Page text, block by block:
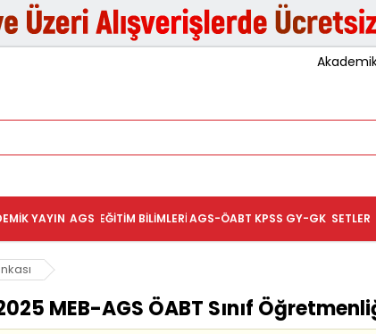
SETLER
KPSS GY-GK
AGS-ÖABT
EĞITIM BILIMLERI
AGS
YAYIN
MEB-AGS ÖABT Sınıf